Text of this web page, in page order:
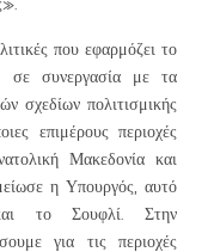
που εφαρμόζει το
συνεργασία με τα
σχεδίων πολιτισμικής
επιμέρους περιοχές
Μακεδονία και
η Υπουργός, αυτό
το Σουφλί. Στην
για τις περιοχές